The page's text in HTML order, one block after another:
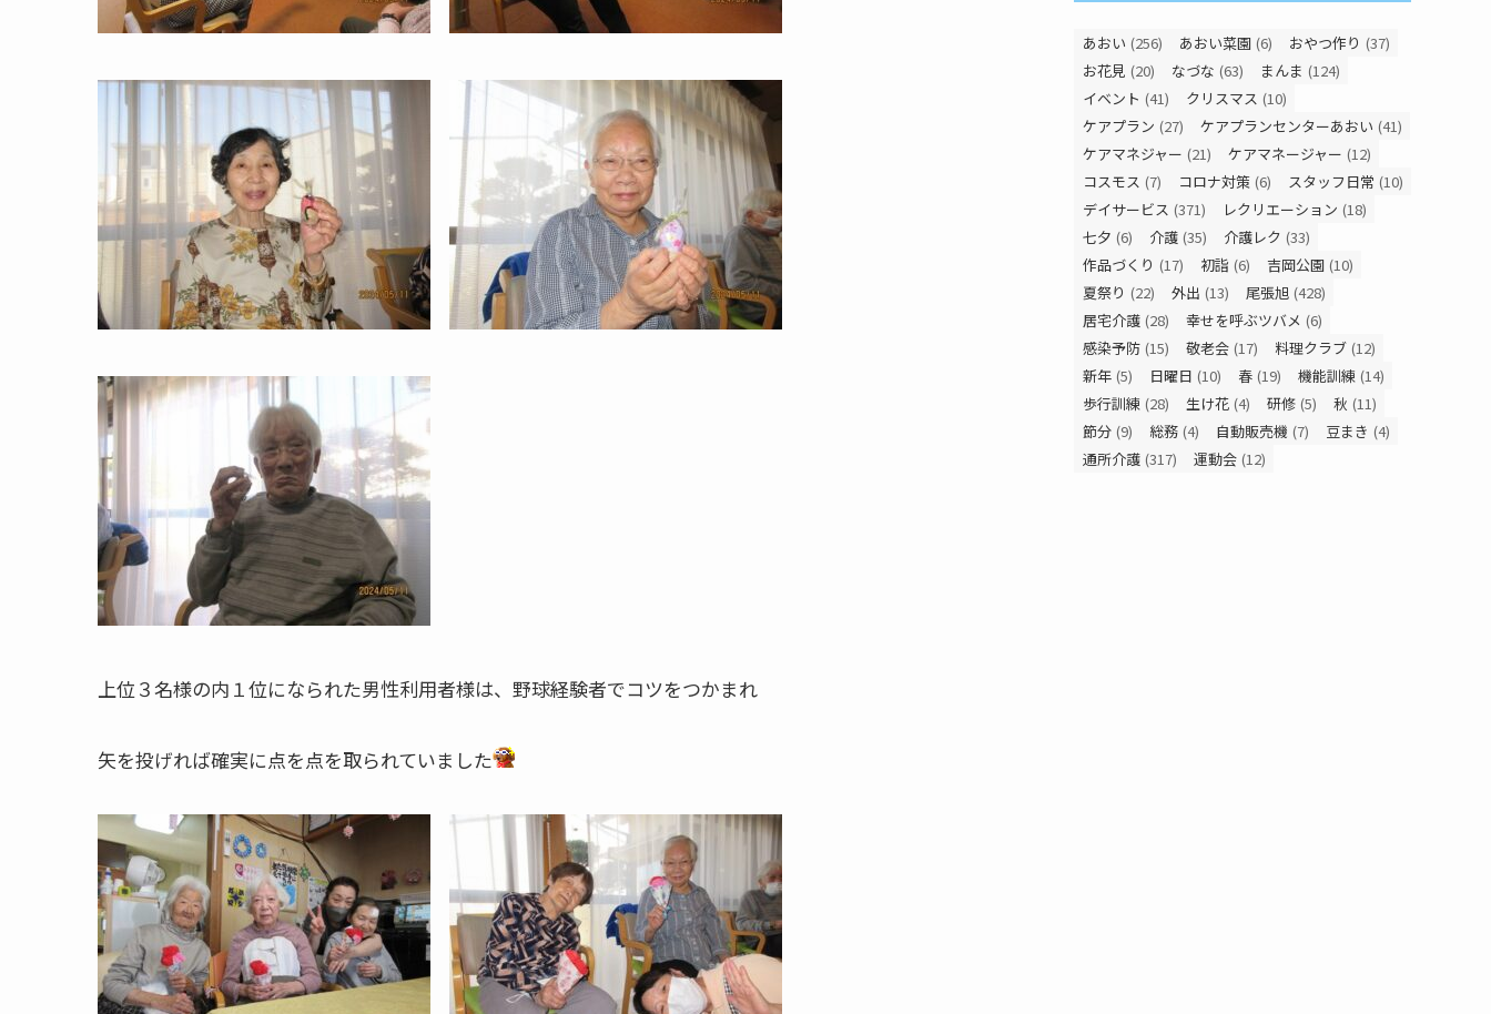
上位３名様の内１位になられた男性利用者様は、野球経験者でコツをつかまれ
矢を投げれば確実に点を点を取られていました
あおい (256) あおい菜園 (6) おやつ作り (37)
お花見 (20) なづな (63) まんま (124)
イベント (41) クリスマス (10)
ケアプラン (27) ケアプランセンターあおい (41)
ケアマネジャー (21) ケアマネージャー (12)
コスモス (7) コロナ対策 (6) スタッフ日常 (10)
デイサービス (371) レクリエーション (18)
七夕 (6) 介護 (35) 介護レク (33)
作品づくり (17) 初詣 (6) 吉岡公園 (10)
夏祭り (22) 外出 (13) 尾張旭 (428)
居宅介護 (28) 幸せを呼ぶツバメ (6)
感染予防 (15) 敬老会 (17) 料理クラブ (12)
新年 (5) 日曜日 (10) 春 (19) 機能訓練 (14)
歩行訓練 (28) 生け花 (4) 研修 (5) 秋 (11)
節分 (9) 総務 (4) 自動販売機 (7) 豆まき (4)
通所介護 (317) 運動会 (12)